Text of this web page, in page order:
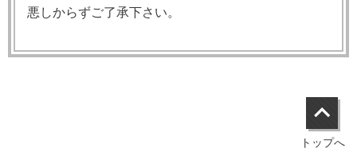
悪しからずご了承下さい。
トップへ